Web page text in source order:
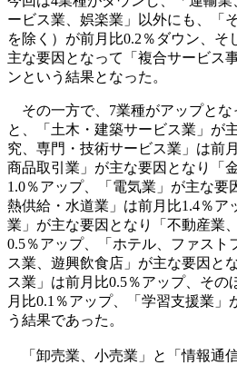
ービス業、娯楽業」以外にも、「
を除く）が前月比0.2％ダウン、そ
主な要因となって「複合サービス
ンという結果となった。
その一方で、7業種がアップとな
と、「土木・建築サービス業」が
究、専門・技術サービス業」は前
商品取引業」が主な要因となり「
1.0％アップ、「電気業」が主な要
熱供給・水道業」は前月比1.4％ア
業」が主な要因となり「不動産業
0.5％アップ、「ホテル、ファスト
ス業、遊興飲食店」が主な要因と
ス業」は前月比0.5％アップ、その
月比0.1％アップ、「学習支援業」
う結果であった。
「卸売業、小売業」と「情報通